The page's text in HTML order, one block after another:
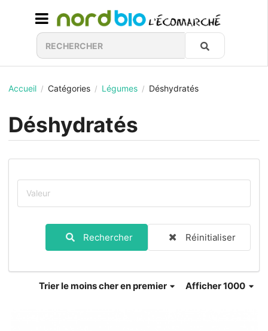
Accueil / Catégories / Légumes / Déshydratés
Déshydratés
Rechercher Réinitialiser
Afficher 1000
Trierle moins cher en premier